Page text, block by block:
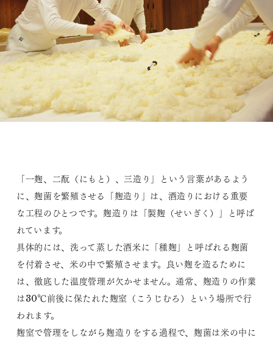
「一麹、二酛（にもと）、三造り」という言葉があるよう
に、麹菌を繁殖させる「麹造り」は、酒造りにおける重要
な工程のひとつです。麹造りは「製麹（せいぎく）」と呼ば
れています。
具体的には、洗って蒸した酒米に「種麹」と呼ばれる麹菌
を付着させ、米の中で繁殖させます。良い麹を造るために
は、徹底した温度管理が欠かせません。通常、麹造りの作業
は30℃前後に保たれた麹室（こうじむろ）という場所で行
われます。
麹室で管理をしながら麹造りをする過程で、麹菌は米の中に